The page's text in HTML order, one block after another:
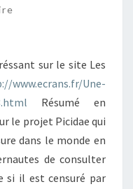
sur le site Les
www.ecrans.fr/Une-
Résumé en
le projet Picidae qui
dans le monde en
de consulter
si il est censuré par